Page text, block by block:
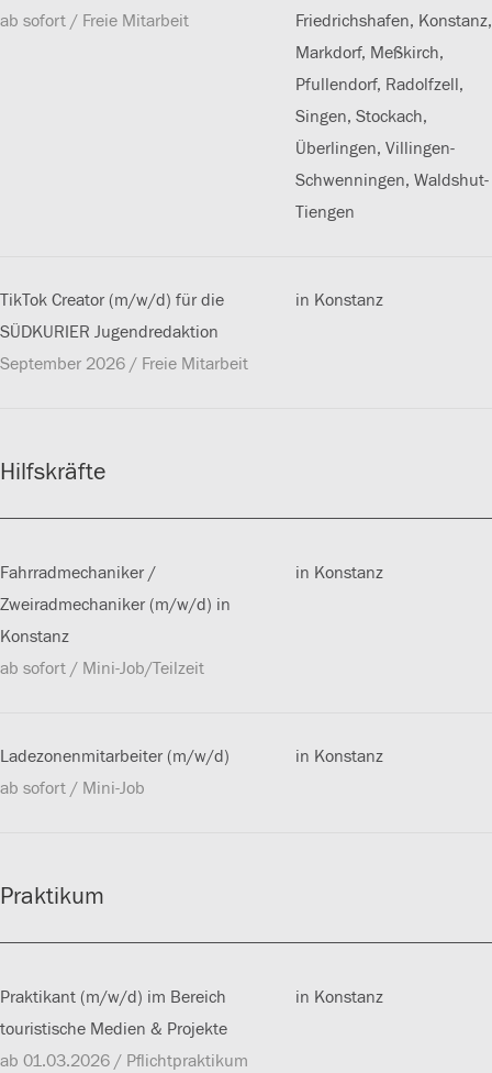
ab sofort / Freie Mitarbeit
Friedrichshafen, Konstanz,
Markdorf, Meßkirch,
Pfullendorf, Radolfzell,
Singen, Stockach,
Überlingen, Villingen-
Schwenningen, Waldshut-
Tiengen
TikTok Creator (m/w/d) für die
SÜDKURIER Jugendredaktion
September 2026 / Freie Mitarbeit
in Konstanz
Hilfskräfte
Fahrradmechaniker /
Zweiradmechaniker (m/w/d) in
Konstanz
ab sofort / Mini-Job/Teilzeit
in Konstanz
Ladezonenmitarbeiter (m/w/d)
ab sofort / Mini-Job
in Konstanz
Praktikum
Praktikant (m/w/d) im Bereich
touristische Medien & Projekte
ab 01.03.2026 / Pflichtpraktikum
in Konstanz